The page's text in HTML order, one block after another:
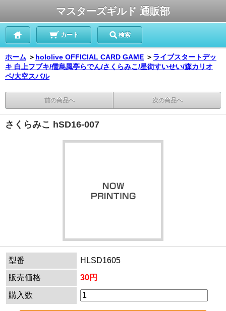
マスターズギルド 通販部
カート 検索
ホーム ＞ hololive OFFICIAL CARD GAME ＞ ライブスタートデッ
キ 白上フブキ/儒烏風亭らでん/さくらみこ/星街すいせい/森カリオ
ペ/大空スバル
前の商品へ 次の商品へ
さくらみこ hSD16-007
型番
HLSD1605
販売価格
30円
購入数